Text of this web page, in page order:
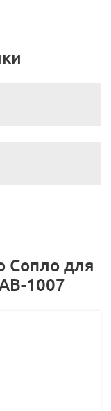
Сопло для
1007